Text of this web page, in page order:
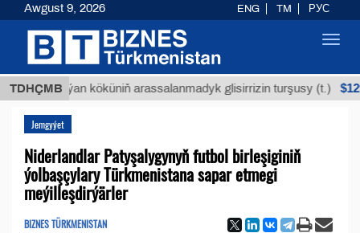
TDHÇMB
Buýan köküniň arassalanmadyk glisirrizin turşusy (t.) $12935,18
Jemgyýet
Niderlandlar Patyşalygynyň futbol birleşiginiň
ýolbaşçylary Türkmenistana sapar etmegi
meýilleşdirýärler
BIZNES TÜRKMENISTAN
Awgust 9, 2026 ENG TM РУС